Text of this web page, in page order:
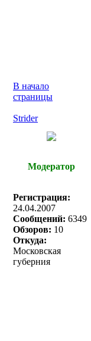
В начало
страницы
Strider
Модератор
Регистрация:
24.04.2007
Сообщений: 6349
Обзоров: 10
Откуда:
Московская
губерния